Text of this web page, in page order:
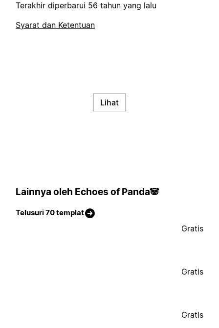
Terakhir diperbarui 56 tahun yang lalu
Syarat dan Ketentuan
Lihat
Lainnya oleh Echoes of Panda🐼
Telusuri 70 templat
Gratis
Gratis
Gratis